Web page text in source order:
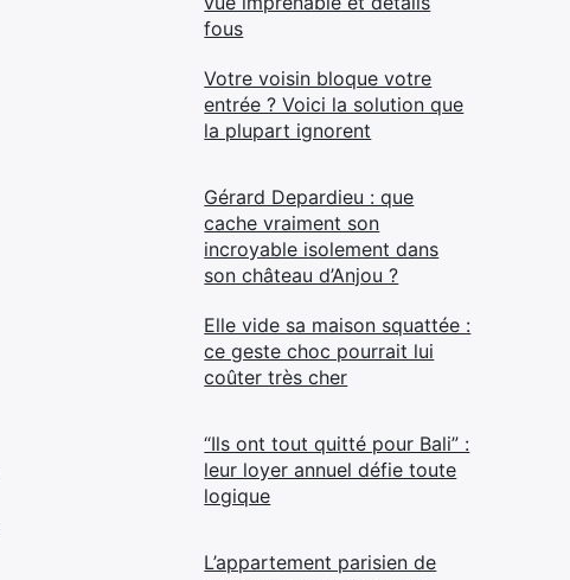
fous
Votre voisin bloque votre
entrée ? Voici la solution que
la plupart ignorent
Gérard Depardieu : que
cache vraiment son
incroyable isolement dans
son château d’Anjou ?
Elle vide sa maison squattée :
ce geste choc pourrait lui
coûter très cher
“Ils ont tout quitté pour Bali” :
leur loyer annuel défie toute
logique
L’appartement parisien de